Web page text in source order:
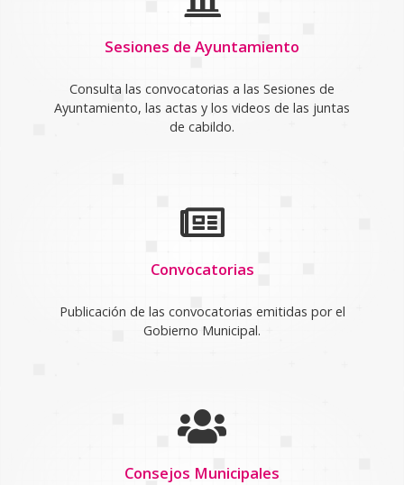
Sesiones de Ayuntamiento
Consulta las convocatorias a las Sesiones de
Ayuntamiento, las actas y los videos de las juntas
de cabildo.
Convocatorias
Publicación de las convocatorias emitidas por el
Gobierno Municipal.
Consejos Municipales